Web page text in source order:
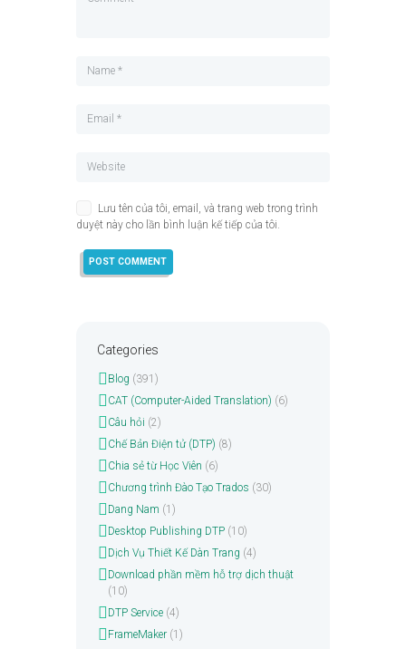
Lưu tên của tôi, email, và trang web trong trình
duyệt này cho lần bình luận kế tiếp của tôi.
Categories
Blog (391)
CAT (Computer-Aided Translation) (6)
Câu hỏi (2)
Chế Bản Điện tử (DTP) (8)
Chia sẻ từ Học Viên (6)
Chương trình Đào Tạo Trados (30)
Dang Nam (1)
Desktop Publishing DTP(10)
Dịch Vụ Thiết Kế Dàn Trang (4)
Download phần mềm hỗ trợ dịch thuật
(10)
DTP Service(4)
FrameMaker(1)